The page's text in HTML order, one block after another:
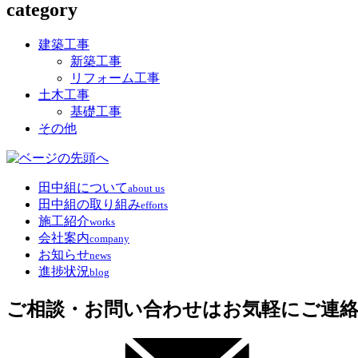
稿
り
ジジ
ジ
category
建築工事
新築工事
リフォーム工事
土木工事
基礎工事
その他
田中組についてabout us
田中組の取り組みefforts
施工紹介works
会社案内company
お知らせnews
進捗状況blog
ご相談・お問い合わせはお気軽にご連